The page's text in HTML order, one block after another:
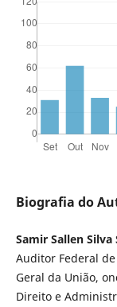
Biografia do
Samir Sallen Silva
Auditor Federal
Geral da União,
Direito e